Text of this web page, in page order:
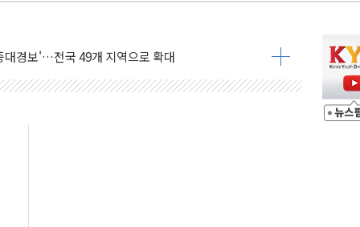
대경보'…전국 49개 지역으로 확대
건넨 韓기업 조사… "관세 무마용 뇌물 의혹"
식품공사 등 20곳 '최우수'...인천환경공단 등 '부진'